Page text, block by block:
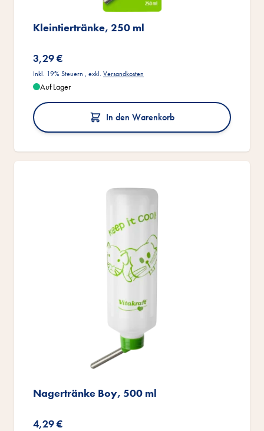
Kleintiertränke, 250 ml
3,29 €
Inkl. 19% Steuern , exkl. Versandkosten
Auf Lager
In den Warenkorb
Nagertränke Boy, 500 ml
4,29 €